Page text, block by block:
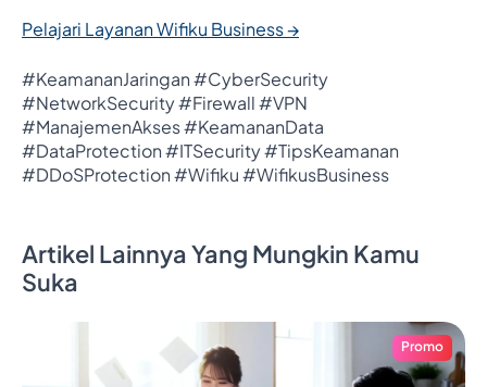
Pelajari Layanan Wifiku Business →
#KeamananJaringan #CyberSecurity
#NetworkSecurity #Firewall #VPN
#ManajemenAkses #KeamananData
#DataProtection #ITSecurity #TipsKeamanan
#DDoSProtection #Wifiku #WifikusBusiness
Artikel Lainnya Yang Mungkin Kamu
Suka
Promo